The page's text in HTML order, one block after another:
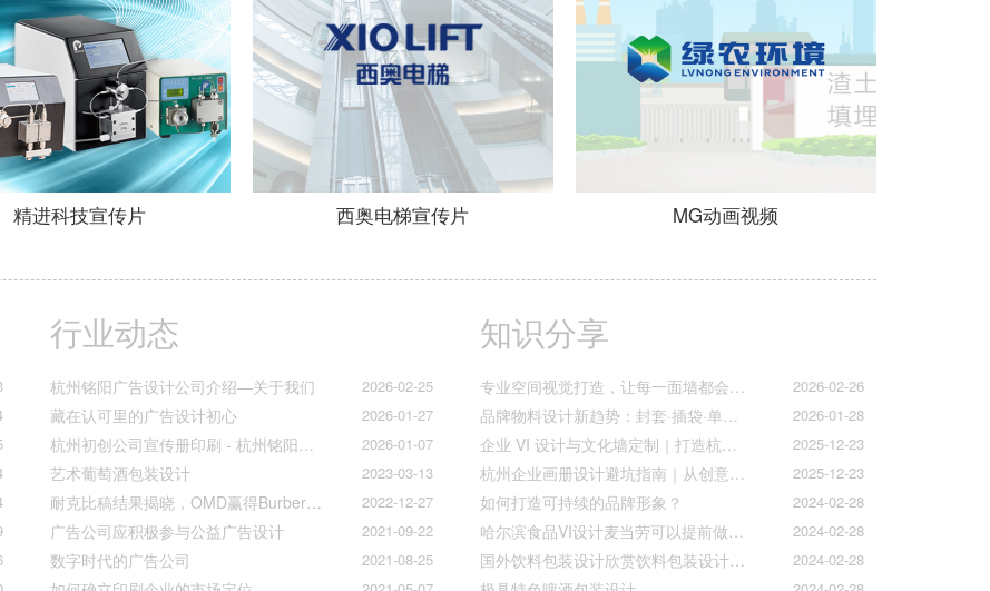
精进科技宣传片 西奥电梯宣传片 MG动画视频
行业动态
2026-02-25
杭州铭阳广告设计公司介绍—关于我们
2026-01-27
藏在认可里的广告设计初心
2026-01-07
杭州初创公司宣传册印刷 - 杭州铭阳广告一站式解决方案
2023-03-13
艺术葡萄酒包装设计
2022-12-27
耐克比稿结果揭晓，OMD赢得Burberry全球媒介业务（转自广告狂人日报）
2021-09-22
广告公司应积极参与公益广告设计
2021-08-25
数字时代的广告公司
知识分享
2026-02-26
专业空间视觉打造，让每一面墙都会说话
2026-01-28
品牌物料设计新趋势：封套·插袋·单页折页的质感升级之道
2025-12-23
企业 VI 设计与文化墙定制｜打造杭州本土品牌专属视觉符号
2025-12-23
杭州企业画册设计避坑指南｜从创意到印刷的全流程把控
2024-02-28
如何打造可持续的品牌形象？
2024-02-28
哈尔滨食品VI设计麦当劳可以提前做好准备工作促进挪动购买
2024-02-28
国外饮料包装设计欣赏饮料包装设计公司的包装设计